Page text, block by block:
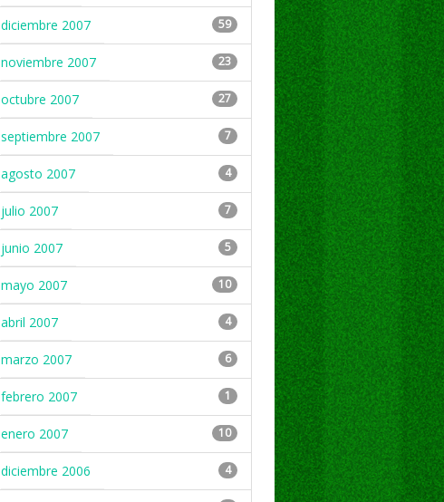
diciembre 2007 59
noviembre 2007 23
octubre 2007 27
septiembre 2007 7
agosto 2007 4
julio 2007 7
junio 2007 5
mayo 2007 10
abril 2007 4
marzo 2007 6
febrero 2007 1
enero 2007 10
diciembre 2006 4